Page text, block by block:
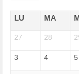
EDGAR MORIN (1)
EMIGRACIÓN (4)
ESPECULACIÓN (2)
LU MA
27 28
3 4 5